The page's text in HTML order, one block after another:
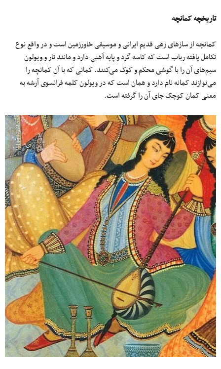
تاریخچه کمانچه
کمانچه از سازهای زهی قدیم ایرانی و موسیقی خاورزمین است و در واقع نوع
تکامل یافته رباب است که کاسه گرد و پایه آهنی دارد و مانند تار و ویولون
سیم‌های آن را با گوشی محکم و کوک می‌کنند. کمانی که با آن کمانچه را
می‌نوازند کمانه نام دارد و همان است که در ویولون کلمه فرانسوی آرشه به
معنی کمان کوچک جای آن را گرفته است.